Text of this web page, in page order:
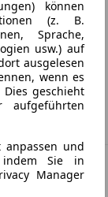
WLTP
können
(z. B.
Sprache,
usw.) auf
ausgelesen
wenn es
geschieht
anpassen und
indem Sie in
Manager